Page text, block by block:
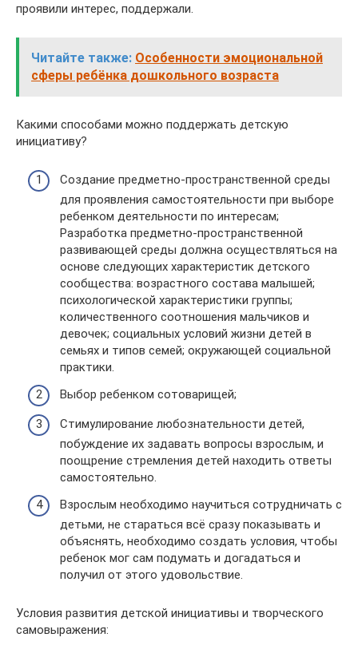
проявили интерес, поддержали.
Читайте также: Особенности эмоциональной
сферы ребёнка дошкольного возраста
Какими способами можно поддержать детскую
инициативу?
Создание предметно-пространственной среды
для проявления самостоятельности при выборе
ребенком деятельности по интересам;
Разработка предметно-пространственной
развивающей среды должна осуществляться на
основе следующих характеристик детского
сообщества: возрастного состава малышей;
психологической характеристики группы;
количественного соотношения мальчиков и
девочек; социальных условий жизни детей в
семьях и типов семей; окружающей социальной
практики.
Выбор ребенком сотоварищей;
Стимулирование любознательности детей,
побуждение их задавать вопросы взрослым, и
поощрение стремления детей находить ответы
самостоятельно.
Взрослым необходимо научиться сотрудничать с
детьми, не стараться всё сразу показывать и
объяснять, необходимо создать условия, чтобы
ребенок мог сам подумать и догадаться и
получил от этого удовольствие.
Условия развития детской инициативы и творческого
самовыражения: